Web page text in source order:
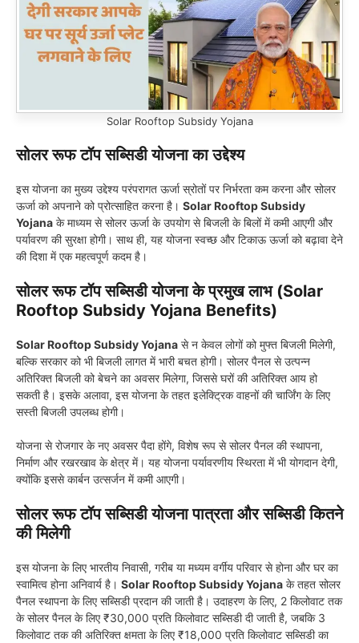
Solar Rooftop Subsidy Yojana
सोलर रूफ टॉप सब्सिडी योजना का उद्देश्य
इस योजना का मुख्य उद्देश्य परंपरागत ऊर्जा स्रोतों पर निर्भरता कम करना और सोलर
ऊर्जा को अपनाने को प्रोत्साहित करना है। Solar Rooftop Subsidy
Yojana के माध्यम से सोलर ऊर्जा के उपयोग से बिजली के बिलों में कमी आएगी और
पर्यावरण की सुरक्षा होगी। साथ ही, यह योजना स्वच्छ और टिकाऊ ऊर्जा को बढ़ावा देने
की दिशा में एक महत्वपूर्ण कदम है।
सोलर रूफ टॉप सब्सिडी योजना के प्रमुख लाभ (Solar
Rooftop Subsidy Yojana Benefits)
Solar Rooftop Subsidy Yojana से न केवल लोगों को मुफ्त बिजली मिलेगी,
बल्कि सरकार को भी बिजली लागत में भारी बचत होगी। सोलर पैनल से उत्पन्न
अतिरिक्त बिजली को बेचने का अवसर मिलेगा, जिससे घरों की अतिरिक्त आय हो
सकती है। इसके अलावा, इस योजना के तहत इलेक्ट्रिक वाहनों की चार्जिंग के लिए
सस्ती बिजली उपलब्ध होगी।
योजना से रोजगार के नए अवसर पैदा होंगे, विशेष रूप से सोलर पैनल की स्थापना,
निर्माण और रखरखाव के क्षेत्र में। यह योजना पर्यावरणीय स्थिरता में भी योगदान देगी,
क्योंकि इससे कार्बन उत्सर्जन में कमी आएगी।
सोलर रूफ टॉप सब्सिडी योजना पात्रता और सब्सिडी कितने
की मिलेगी
इस योजना के लिए भारतीय निवासी, गरीब या मध्यम वर्गीय परिवार से होना और घर का
स्वामित्व होना अनिवार्य है। Solar Rooftop Subsidy Yojana के तहत सोलर
पैनल स्थापना के लिए सब्सिडी प्रदान की जाती है। उदाहरण के लिए, 2 किलोवाट तक
के सोलर पैनल के लिए ₹30,000 प्रति किलोवाट सब्सिडी दी जाती है, जबकि 3
किलोवाट तक की अतिरिक्त क्षमता के लिए ₹18,000 प्रति किलोवाट सब्सिडी का